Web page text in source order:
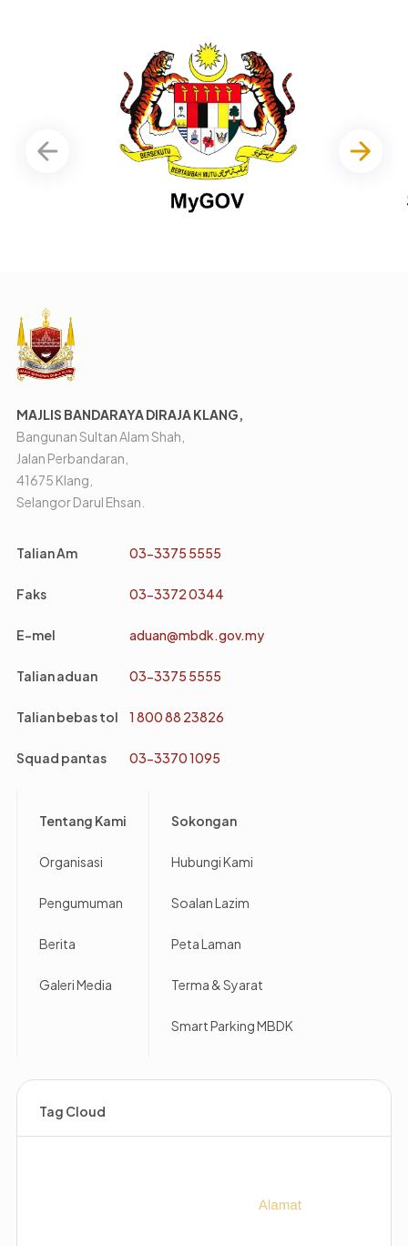
MAJLIS BANDARAYA DIRAJA KLANG,
Bangunan Sultan Alam Shah,
Jalan Perbandaran,
41675 Klang,
Selangor Darul Ehsan.
Talian Am 03-3375 5555
Faks 03-3372 0344
E-mel aduan@mbdk.gov.my
Talian aduan 03-3375 5555
Talian bebas tol 1 800 88 23826
Squad pantas 03-3370 1095
Tentang Kami
Organisasi
Pengumuman
Berita
Galeri Media
Sokongan
Hubungi Kami
Soalan Lazim
Peta Laman
Terma & Syarat
Smart Parking MBDK
Tag Cloud